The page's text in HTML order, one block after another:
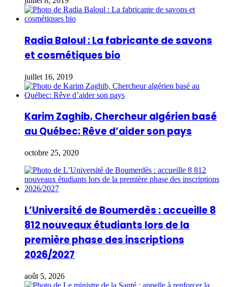
Radia Baloul : La fabricante de savons
et cosmétiques bio
juillet 16, 2019
Karim Zaghib, Chercheur algérien basé
au Québec: Rêve d’aider son pays
octobre 25, 2020
L’Université de Boumerdès : accueille 8
812 nouveaux étudiants lors de la
première phase des inscriptions
2026/2027
août 5, 2026